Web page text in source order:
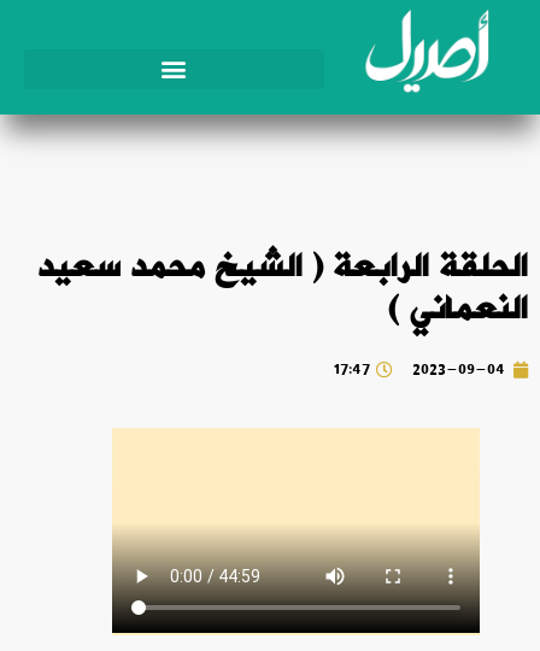
الحلقة الرابعة ( الشيخ محمد سعيد
النعماني )
2023-09-04
17:47